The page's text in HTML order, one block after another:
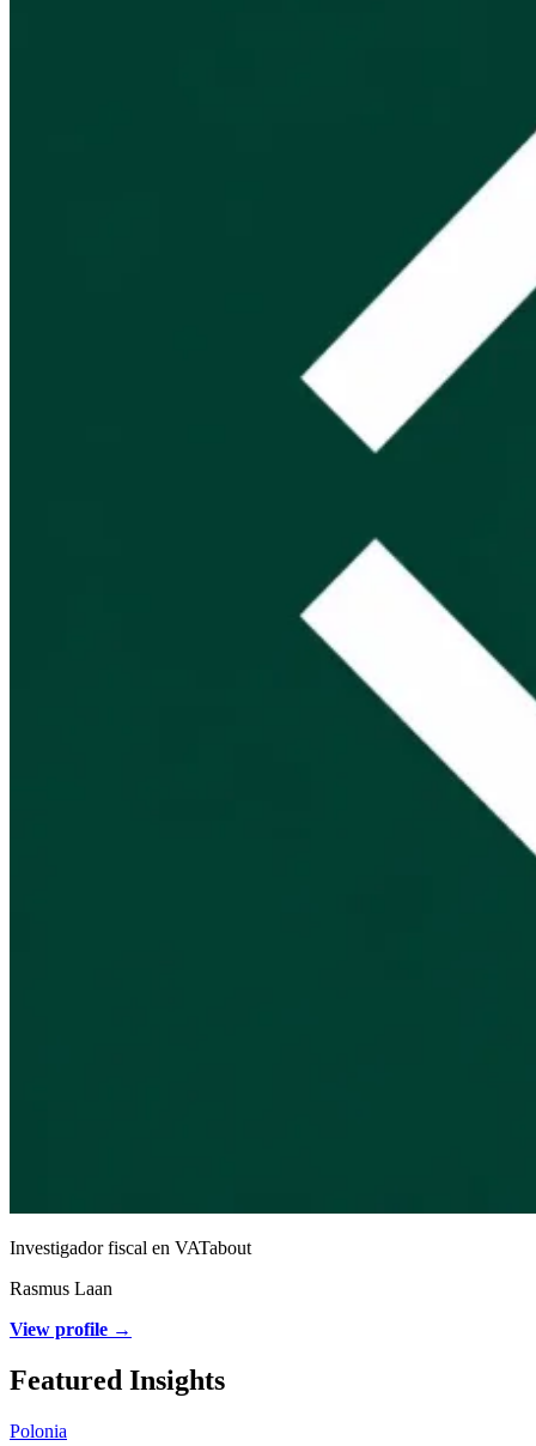
Investigador fiscal en VATabout
Rasmus Laan
View profile →
Featured Insights
Polonia